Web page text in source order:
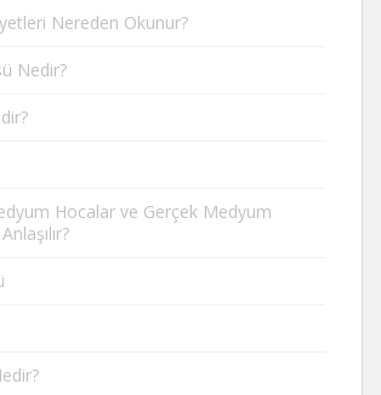
Nereden Okunur?
Nedir?
Hocalar ve Gerçek Medyum